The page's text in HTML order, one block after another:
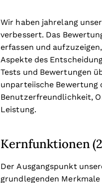
Wir haben jahrelang
verbessert. Das
erfassen und
Aspekte des
Tests und Bewertungen
unparteiische Bewertung
Benutzerfreundlichkeit,
Leistung.
Kernfunktionen
Der Ausgangspunkt
grundlegenden